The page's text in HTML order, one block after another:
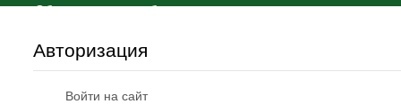
Общественные наблюдения
Авторизация
Войти на сайт